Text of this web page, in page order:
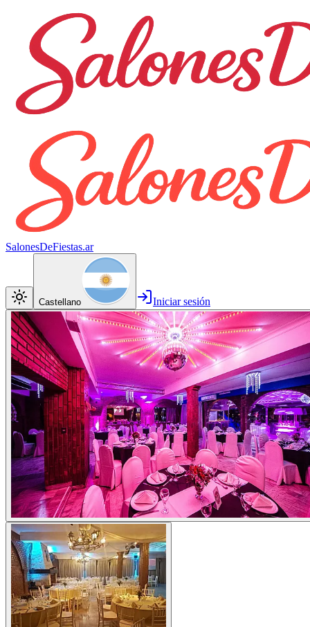
SalonesDeFiestas.ar
Castellano Iniciar sesión